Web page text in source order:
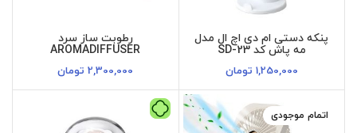
پنکه دستی ام دی اچ ال مدل
مه پاش کد SD-23
1,250,000 تومان
رطوبت ساز سرد
AROMADIFFUSER
2,300,000 تومان
اتمام موجودی